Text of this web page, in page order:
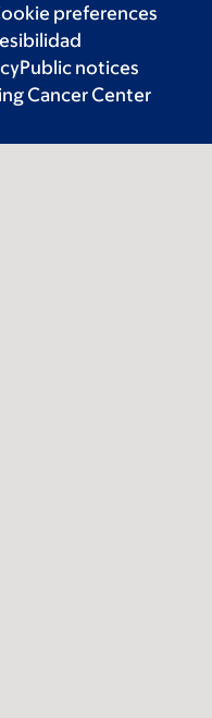
preferences
Public notices
Cancer Center